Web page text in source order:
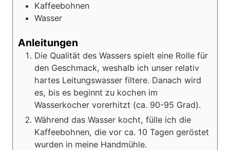
Kaffeebohnen
Wasser
Anleitungen
Die Qualität des Wassers spielt eine Rolle für
den Geschmack, weshalb ich unser relativ
hartes Leitungswasser filtere. Danach wird
es, bis es beginnt zu kochen im
Wasserkocher vorerhitzt (ca. 90-95 Grad).
Während das Wasser kocht, fülle ich die
Kaffeebohnen, die vor ca. 10 Tagen geröstet
wurden in meine Handmühle.